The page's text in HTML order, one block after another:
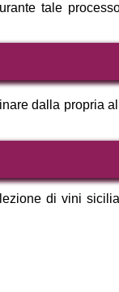
tale
dalla propria
di vini